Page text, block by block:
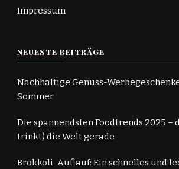
Impressum
NEUESTE BEITRÄGE
Nachhaltige Genuss-
Sommer
Die spannendsten Foodtrends 2025 –
trinkt) die Welt gerade
Brokkoli-Auflauf: Ein schnelles und